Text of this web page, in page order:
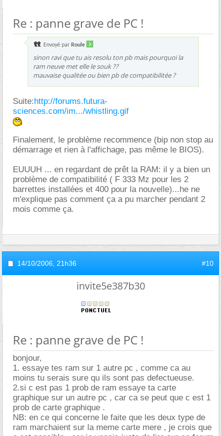
Re : panne grave de PC !
Envoyé par Roule
sinon ravi que tu ais resolu ton pb mais pourquoi la
ram neuve met elle le souk ??
mauvaise qualitée ou bien pb de compatibilitée ?
Suite:http://forums.futura-
sciences.com/im.../whistling.gif
Finalement, le problème recommence (bip non stop au
démarrage et rien à l'affichage, pas même le BIOS).
EUUUH ... en regardant de prêt la RAM: il y a bien un
problème de compatibilité ( F 333 Mz pour les 2
barrettes installées et 400 pour la nouvelle)...he ne
m'explique pas comment ça a pu marcher pendant 2
mois comme ça.
14/10/2006, 21h36 #10
invite5e387b30
Re : panne grave de PC !
bonjour,
1. essaye tes ram sur 1 autre pc , comme ca au
moins tu serais sure qu ils sont pas defectueuse.
2.si c est pas 1 prob de ram essaye ta carte
graphique sur un autre pc , car ca se peut que c est 1
prob de carte graphique .
NB: en ce qui concerne le faite que les deux type de
ram marchaient sur la meme carte mere , je crois que